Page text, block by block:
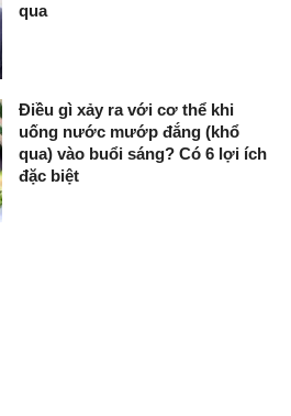
qua
Điều gì xảy ra với cơ thể khi
uống nước mướp đắng (khổ
qua) vào buổi sáng? Có 6 lợi ích
đặc biệt